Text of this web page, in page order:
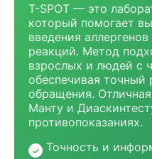
T-SPOT — это
который помогает
введения
реакций. Метод
взрослых и людей с
обеспечивая точный
обращения.
Манту и
противопоказаниях.
Точность и